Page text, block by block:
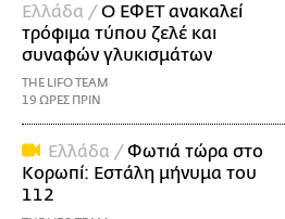
Ελλάδα /Ο ΕΦΕΤ ανακαλεί
τρόφιμα τύπου ζελέ και
συναφών γλυκισμάτων
THE LIFO TEAM
19 ΩΡΕΣ ΠΡΙΝ
Ελλάδα /Φωτιά τώρα στο
Κορωπί: Εστάλη μήνυμα του
112